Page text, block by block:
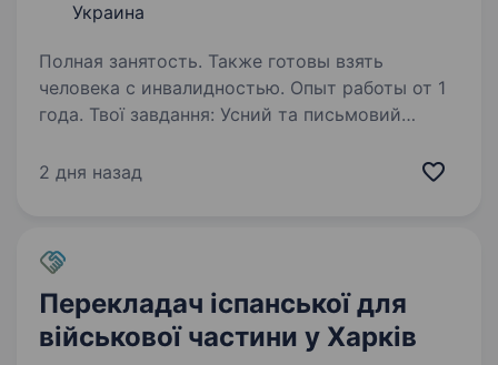
Украина
Полная занятость. Также готовы взять
человека с инвалидностью. Опыт работы от 1
года. Твої завдання: Усний та письмовий
міжнародних зустрічей, навчань і переговорів.
іноземними…
2 дня назад
Перекладач іспанської для
військової частини у Харків